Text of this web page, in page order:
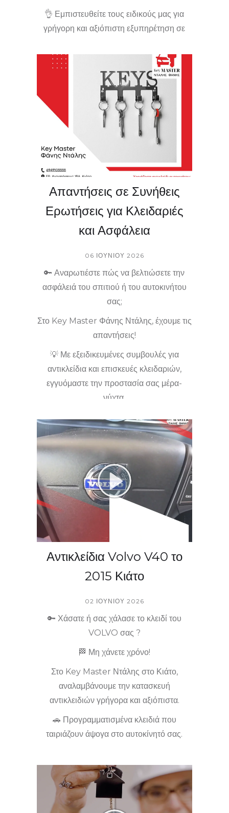
👌 Εμπιστευθείτε τους ειδικούς μας για
γρήγορη και αξιόπιστη εξυπηρέτηση σε
📞 Επικοινωνήστε μαζί μας τώρα και λύστε
το πρόβλημά σας στη στιγμή! 📍
Απαντήσεις σε Συνήθεις
Ερωτήσεις για Κλειδαριές
και Ασφάλεια
06 ΙΟΥΝΊΟΥ 2026
🔑 Αναρωτιέστε πώς να βελτιώσετε την
ασφάλειά του σπιτιού ή του αυτοκινήτου
σας;
Στο Key Master Φάνης Ντάλης, έχουμε τις
απαντήσεις!
💡 Με εξειδικευμένες συμβουλές για
αντικλείδια και επισκευές κλειδαριών,
εγγυόμαστε την προστασία σας μέρα-
νύχτα.
🚪🔑 📞 Χρειάζεστε άμεση βοήθεια;
Είμαστε εδώ, όχι μόνο στο Κιάτο αλλά και
σε όλη την Κορινθία, 24/7!
Εμπιστευθείτε μας για την ασφάλεια σας!
📍
Αντικλείδια Volvo V40 το
2015 Κιάτο
02 ΙΟΥΝΊΟΥ 2026
🔑 Χάσατε ή σας χάλασε το κλειδί του
VOLVO σας ?
🏁 Μη χάνετε χρόνο!
Στο Key Master Ντάλης στο Κιάτο,
αναλαμβάνουμε την κατασκευή
αντικλειδιών γρήγορα και αξιόπιστα.
🚗 Προγραμματισμένα κλειδιά που
ταιριάζουν άψογα στο αυτοκίνητό σας.
εξυπηρέτηση όλο το 24ωρο!
📞 Καλέστε μας σήμερα και αποκτήστε το
αντικλείδι σας εύκολα και οικονομικά.